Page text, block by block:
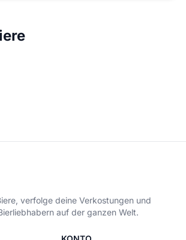
verfolge deine Verkostungen und
auf der ganzen Welt.